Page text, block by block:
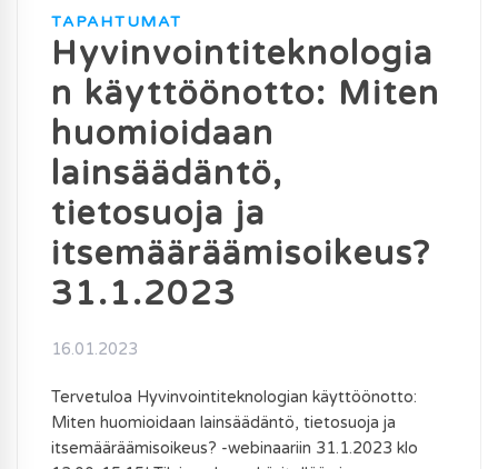
TAPAHTUMAT
Hyvinvointiteknologia
n käyttöönotto: Miten
huomioidaan
lainsäädäntö,
tietosuoja ja
itsemääräämisoikeus?
31.1.2023
16.01.2023
Tervetuloa Hyvinvointiteknologian käyttöönotto:
Miten huomioidaan lainsäädäntö, tietosuoja ja
itsemääräämisoikeus? -webinaariin 31.1.2023 klo